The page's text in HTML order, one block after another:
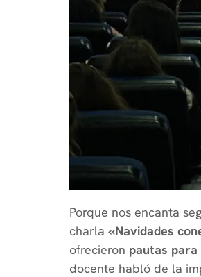
Porque nos encanta
charla «Navidades
ofrecieron pautas
docente habló de la